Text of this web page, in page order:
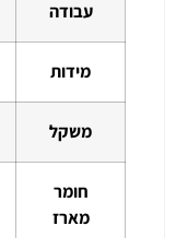
עבודה
מידות
משקל
חומר
מארז